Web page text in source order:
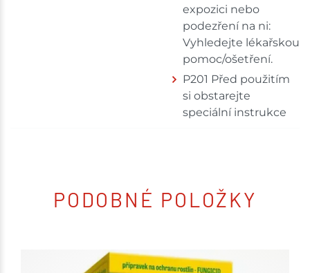
expozici nebo
podezření na ni:
Vyhledejte lékařskou
pomoc/ošetření.
P201 Před použitím
si obstarejte
speciální instrukce
PODOBNÉ POLOŽKY